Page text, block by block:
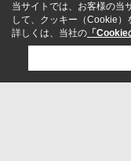
当サイトでは、お客様の当
して、クッキー（Cookie）
詳しくは、当社の 「